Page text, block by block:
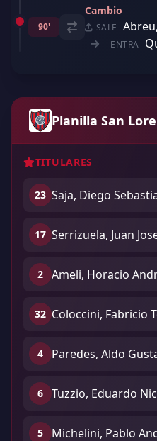
90'
Cambio
SALE
ENTRA
Planilla San
TITULARES
23 Saja, Diego
17 Serrizuela, Juan
2 Ameli, Horacio
32 Coloccini, Fabricio
4 Paredes, Aldo
6 Tuzzio, Eduardo
5 Michelini, Pablo